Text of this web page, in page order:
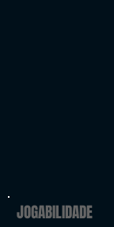
JOGABILIDADE